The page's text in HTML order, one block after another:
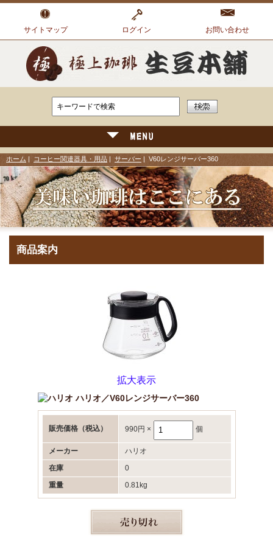
サイトマップ ログイン お問い合わせ
ホーム コーヒー関連器具・用品 サーバー | V60レンジサーバー360
商品案内
拡大表示
ハリオ／V60レンジサーバー360
販売価格（税込） 990円 × 個
メーカー
ハリオ
在庫
0
重量
0.81kg